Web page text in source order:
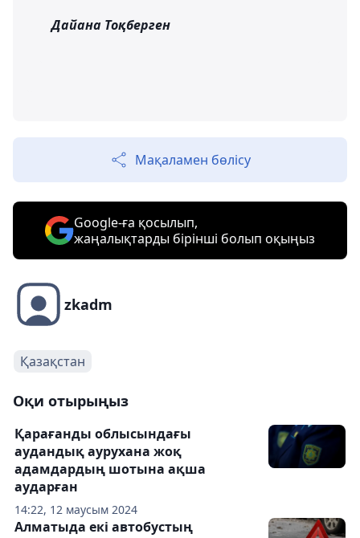
Дайана Тоқберген
Мақаламен бөлісу
Google-ға қосылып,
жаңалықтарды бірінші болып оқыңыз
zkadm
Қазақстан
Оқи отырыңыз
14:22, 12 маусым 2024
Қарағанды облысындағы
аудандық аурухана жоқ
адамдардың шотына ақша
аударған
Алматыда екі автобустың